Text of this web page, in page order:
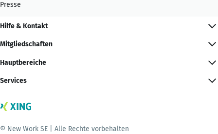
Presse
Hilfe & Kontakt
Mitgliedschaften
Hauptbereiche
Services
© New Work SE | Alle Rechte vorbehalten